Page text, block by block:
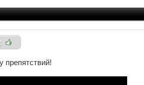
препятствий!